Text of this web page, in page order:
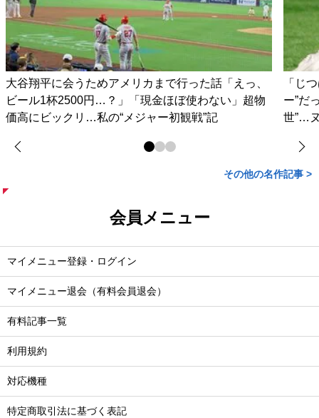
大谷翔平に会うためアメリカまで行った話「えっ、
ビール1杯2500円…？」「現金ほぼ使わない」超物
価高にビックリ…私の“メジャー初観戦”記
「じ
ー”だ
世”…
その他の名作記事 >
会員メニュー
マイメニュー登録・ログイン
マイメニュー退会（有料会員退会）
有料記事一覧
利用規約
対応機種
特定商取引法に基づく表記